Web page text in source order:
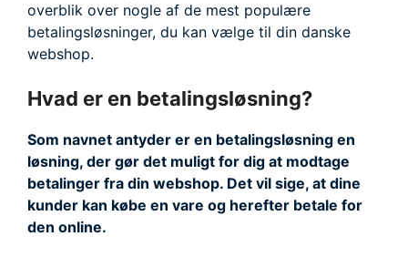
overblik over nogle af de mest populære
betalingsløsninger, du kan vælge til din danske
webshop.
Hvad er en betalingsløsning?
Som navnet antyder er en betalingsløsning en
løsning, der gør det muligt for dig at modtage
betalinger fra din webshop. Det vil sige, at dine
kunder kan købe en vare og herefter betale for
den online.